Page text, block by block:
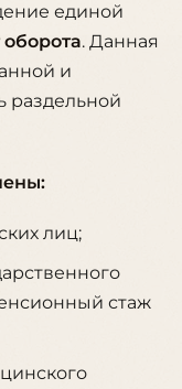
единой
оборота. Данная
и
раздельной
лиц;
стаж